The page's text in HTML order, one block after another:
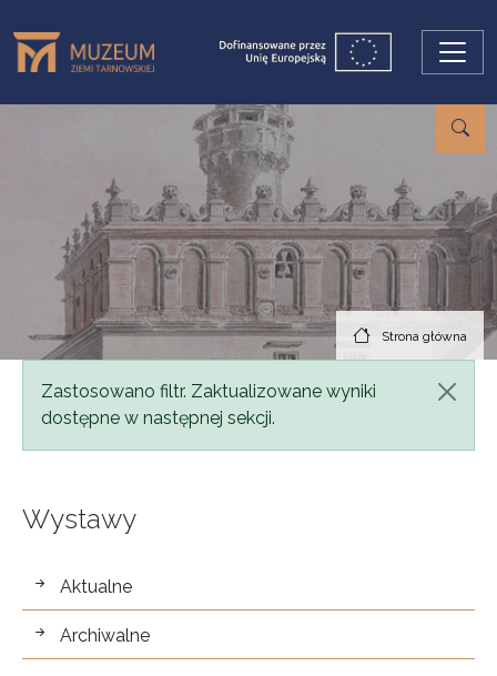
Strona główna
Komunikat
Zastosowano filtr. Zaktualizowane wyniki
dostępne w następnej sekcji.
Wystawy
wystawy
Aktualne
Archiwalne